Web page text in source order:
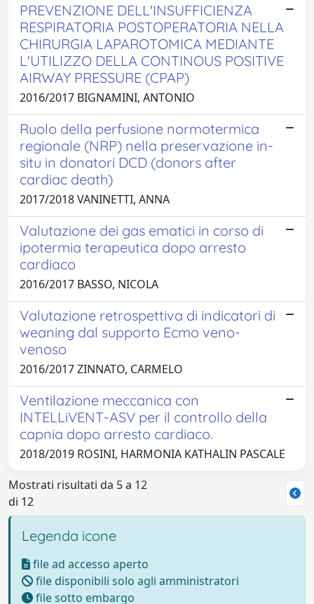
PREVENZIONE DELL'INSUFFICIENZA
RESPIRATORIA POSTOPERATORIA NELLA
CHIRURGIA LAPAROTOMICA MEDIANTE
L'UTILIZZO DELLA CONTINOUS POSITIVE
AIRWAY PRESSURE (CPAP)
2016/2017 BIGNAMINI, ANTONIO
Ruolo della perfusione normotermica
regionale (NRP) nella preservazione in-
situ in donatori DCD (donors after
cardiac death)
2017/2018 VANINETTI, ANNA
Valutazione dei gas ematici in corso di
ipotermia terapeutica dopo arresto
cardiaco
2016/2017 BASSO, NICOLA
Valutazione retrospettiva di indicatori di
weaning dal supporto Ecmo veno-
venoso
2016/2017 ZINNATO, CARMELO
Ventilazione meccanica con
INTELLiVENT-ASV per il controllo della
capnia dopo arresto cardiaco.
2018/2019 ROSINI, HARMONIA KATHALIN PASCALE
Mostrati risultati da 5 a 12
di 12
Legenda icone
file ad accesso aperto
file disponibili solo agli amministratori
file sotto embargo